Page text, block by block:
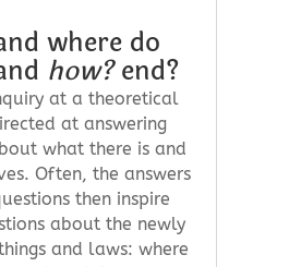
where do
how?end?
at a theoretical
at answering
what there is and
Often, the answers
then inspire
about the newly
and laws: where